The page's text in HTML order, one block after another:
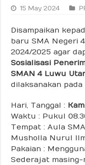
15 May 2024
Disampaikan
baru SMA Negeri
2024/2025 agar
Sosialisasi
SMAN 4 Luwu
dilaksanakan pada
Hari, Tanggal :
Waktu : Pukul
Tempat : Aula
Musholla Nurul
Pakaian :
Sederajat masing-